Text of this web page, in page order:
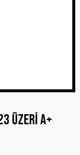
Üzeri A+